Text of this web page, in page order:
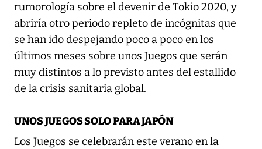
rumorología sobre el devenir de Tokio 2020, y
abriría otro periodo repleto de incógnitas que
se han ido despejando poco a poco en los
últimos meses sobre unos Juegos que serán
muy distintos a lo previsto antes del estallido
de la crisis sanitaria global.
UNOS JUEGOS SOLO PARA JAPÓN
Los Juegos se celebrarán este verano en la